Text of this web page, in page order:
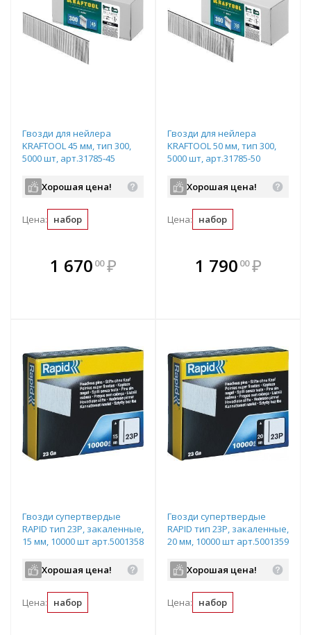
Гвозди для нейлера
KRAFTOOL 45 мм, тип 300,
5000 шт, арт.31785-45
Хорошая цена!
Цена: набор
1 670 00 ₽
В комплекте
всегда выгоднее!
Гвозди для нейлера
KRAFTOOL 50 мм, тип 300,
5000 шт, арт.31785-50
Хорошая цена!
Цена: набор
В комплекте
всегда выгоднее!
1 790 00 ₽
Гвозди супертвердые
RAPID тип 23P, закаленные,
15 мм, 10000 шт арт.5001358
Хорошая цена!
Цена: набор
Гвозди супертвердые
RAPID тип 23P, закаленные,
20 мм, 10000 шт арт.5001359
Хорошая цена!
Цена: набор